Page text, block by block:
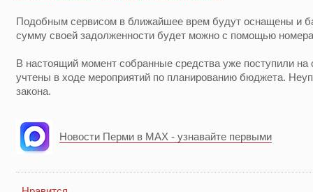
Подобным сервисом в ближайшее врем будут оснащены и
сумму своей задолженности будет можно с помощью
В настоящий момент собранные средства уже поступили на
учтены в ходе мероприятий по планированию бюджета.
закона.
Новости Перми в MAX - узнавайте первыми